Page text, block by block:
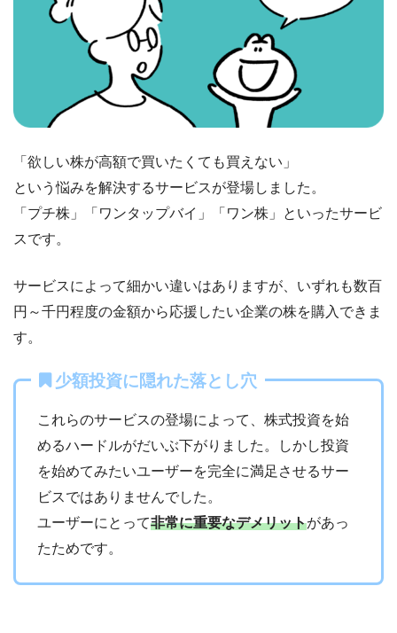
「欲しい株が高額で買いたくても買えない」
という悩みを解決するサービスが登場しました。
「プチ株」「ワンタップバイ」「ワン株」といったサービ
スです。
サービスによって細かい違いはありますが、いずれも数百
円～千円程度の金額から応援したい企業の株を購入できま
す。
少額投資に隠れた落とし穴
これらのサービスの登場によって、株式投資を始
めるハードルがだいぶ下がりました。しかし投資
を始めてみたいユーザーを完全に満足させるサー
ビスではありませんでした。
ユーザーにとって非常に重要なデメリットがあっ
たためです。